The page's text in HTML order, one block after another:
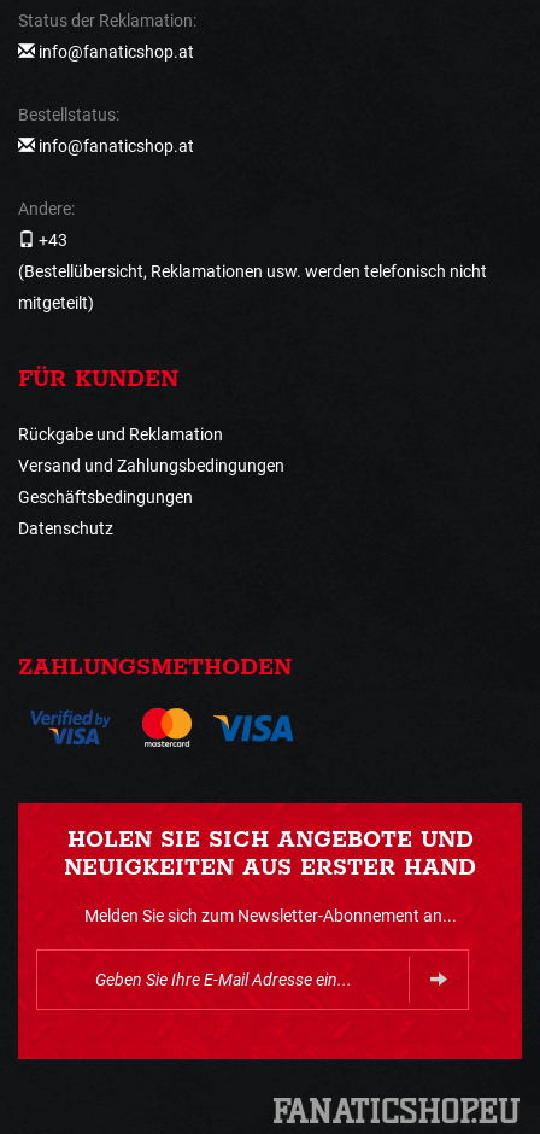
Status der Reklamation:
info@fanaticshop.at
Bestellstatus:
info@fanaticshop.at
Andere:
+43
(Bestellübersicht, Reklamationen usw. werden telefonisch nicht
mitgeteilt)
FÜR KUNDEN
Rückgabe und Reklamation
Versand und Zahlungsbedingungen
Geschäftsbedingungen
Datenschutz
ZAHLUNGSMETHODEN
HOLEN SIE SICH ANGEBOTE UND
NEUIGKEITEN AUS ERSTER HAND
Melden Sie sich zum Newsletter-Abonnement an...